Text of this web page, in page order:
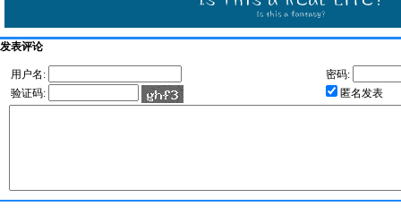
发表评论
用户名:
密码:
验证码:
匿名发表